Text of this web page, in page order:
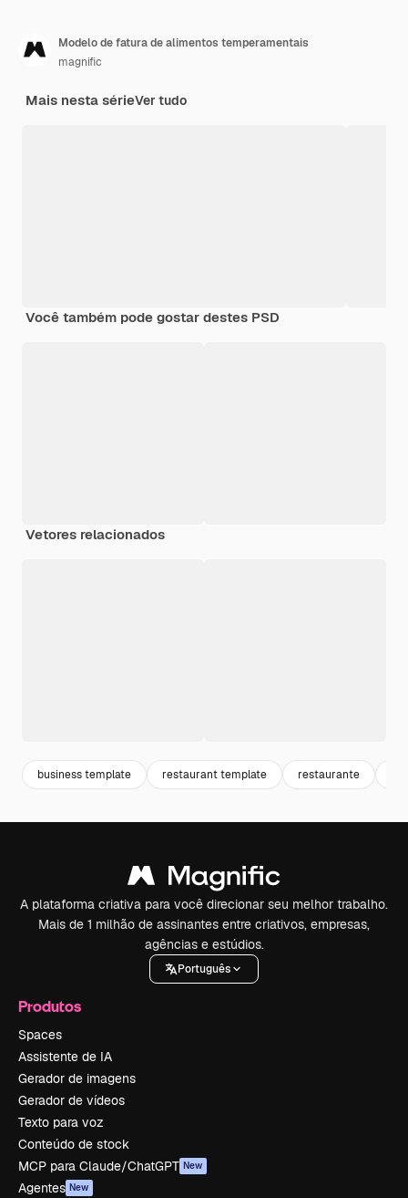
Modelo de fatura de alimentos temperamentais
magnific
Mais nesta sérieVer tudo
Você também pode gostar destes PSD
Vetores relacionados
business template restaurant template restaurante
A plataforma criativa para você direcionar seu melhor trabalho.
Mais de 1 milhão de assinantes entre criativos, empresas,
agências e estúdios.
Português
Produtos
Spaces
Assistente de IA
Gerador de imagens
Gerador de vídeos
Texto para voz
Conteúdo de stock
MCP para Claude/ChatGPT New
Agentes New